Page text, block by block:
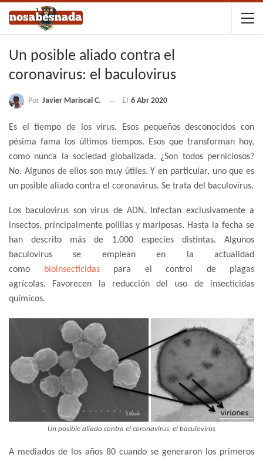
Un posible aliado contra el
coronavirus: el baculovirus
Por Javier Mariscal C. El 6 Abr 2020
Es el tiempo de los virus. Esos pequeños desconocidos con
pésima fama los últimos tiempos. Esos que transforman hoy,
como nunca la sociedad globalizada. ¿Son todos perniciosos?
No. Algunos de ellos son muy útiles. Y en particular, uno que es
un posible aliado contra el coronavirus. Se trata del baculovirus.
Los baculovirus son virus de ADN. Infectan exclusivamente a
insectos, principalmente polillas y mariposas. Hasta la fecha se
han descrito más de 1.000 especies distintas. Algunos
baculovirus se emplean en la actualidad
como bioinsecticidas para el control de plagas
agrícolas. Favorecen la reducción del uso de insecticidas
químicos.
Un posible aliado contra el coronavirus, el baculovirus
A mediados de los años 80 cuando se generaron los primeros